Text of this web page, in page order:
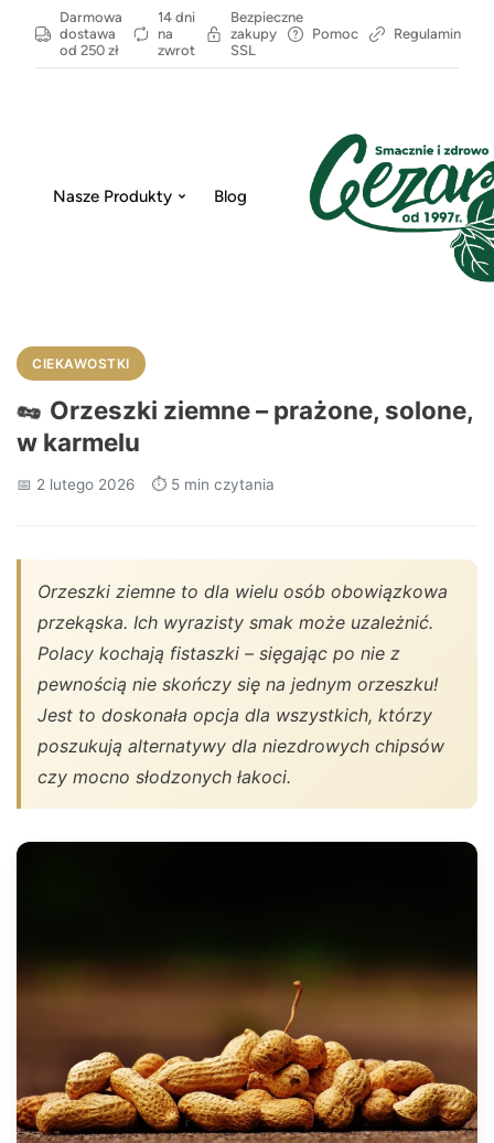
Darmowa
dostawa
od 250 zł
14 dni
na
zwrot
Bezpieczne
zakupy
SSL
Pomoc Regulamin
Nasze Produkty Blog
CIEKAWOSTKI
🥜 Orzeszki ziemne – prażone, solone,
w karmelu
📅 2 lutego 2026 ⏱️ 5 min czytania
Orzeszki ziemne to dla wielu osób obowiązkowa
przekąska. Ich wyrazisty smak może uzależnić.
Polacy kochają fistaszki – sięgając po nie z
pewnością nie skończy się na jednym orzeszku!
Jest to doskonała opcja dla wszystkich, którzy
poszukują alternatywy dla niezdrowych chipsów
czy mocno słodzonych łakoci.